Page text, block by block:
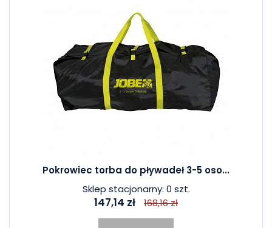
Pokrowiec torba do pływadeł 3-5 oso...
Sklep stacjonarny: 0 szt.
147,14 zł 168,16 zł